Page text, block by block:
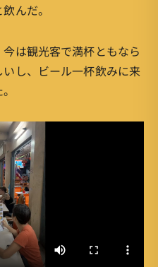
んだ。
は観光客で満杯ともなら
し、ビール一杯飲みに来